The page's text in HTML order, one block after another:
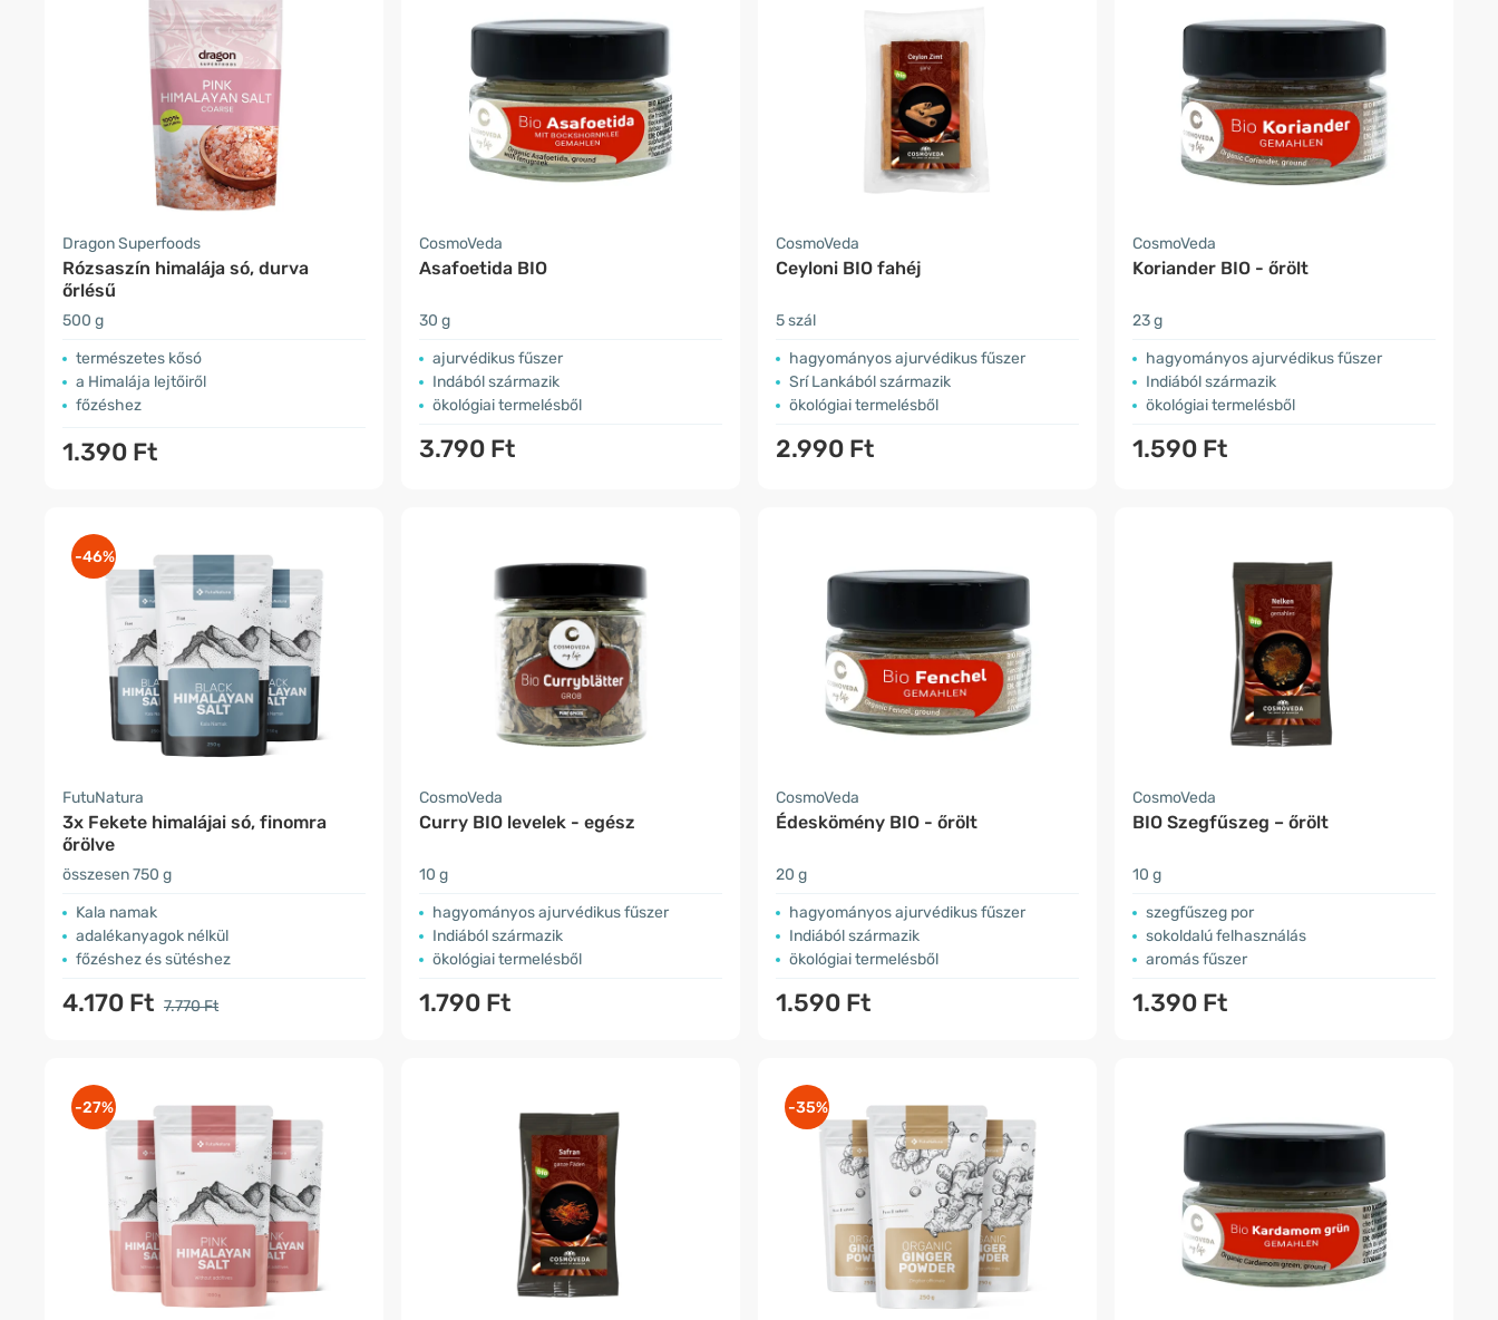
Dragon Superfoods
Rózsaszín himalája só, durva
őrlésű
500 g
természetes kősó
a Himalája lejtőiről
főzéshez
1.390 Ft
CosmoVeda
Asafoetida BIO
30 g
ajurvédikus fűszer
Indából származik
ökológiai termelésből
3.790 Ft
CosmoVeda
Ceyloni BIO fahéj
5 szál
hagyományos ajurvédikus fűszer
Srí Lankából származik
ökológiai termelésből
2.990 Ft
CosmoVeda
Koriander BIO - őrölt
23 g
hagyományos ajurvédikus fűszer
Indiából származik
ökológiai termelésből
1.590 Ft
-46%
FutuNatura
3x Fekete himalájai só, finomra
őrölve
összesen 750 g
Kala namak
adalékanyagok nélkül
főzéshez és sütéshez
4.170 Ft 7.770 Ft
CosmoVeda
Curry BIO levelek - egész
10 g
hagyományos ajurvédikus fűszer
Indiából származik
ökológiai termelésből
1.790 Ft
CosmoVeda
Édeskömény BIO - őrölt
20 g
hagyományos ajurvédikus fűszer
Indiából származik
ökológiai termelésből
1.590 Ft
CosmoVeda
BIO Szegfűszeg – őrölt
10 g
szegfűszeg por
sokoldalú felhasználás
aromás fűszer
1.390 Ft
-27% -35%